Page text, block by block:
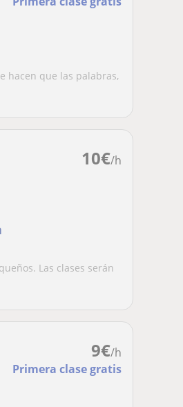
hacen que las palabras,
10€/h
Las clases serán
9€/h
Primera clase gratis